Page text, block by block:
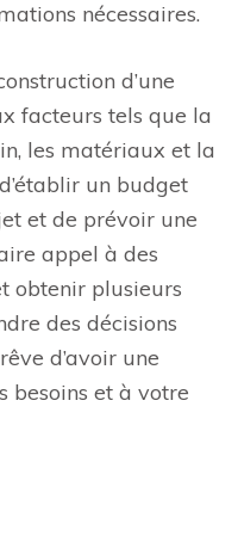
nécessaires.
d’une
facteurs tels que la
les matériaux et la
un budget
et de prévoir une
appel à des
obtenir plusieurs
des décisions
d’avoir une
besoins et à votre